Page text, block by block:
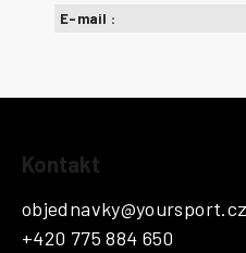
E-mail :
Kontakt
objednavky@yoursport.cz
+420 775 884 650